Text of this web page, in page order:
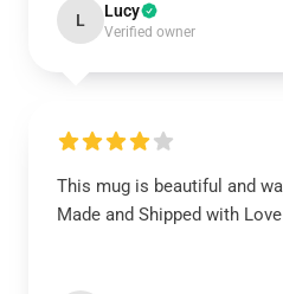
L Lucy
Verified owner
This mug is beautiful and
Made and Shipped with